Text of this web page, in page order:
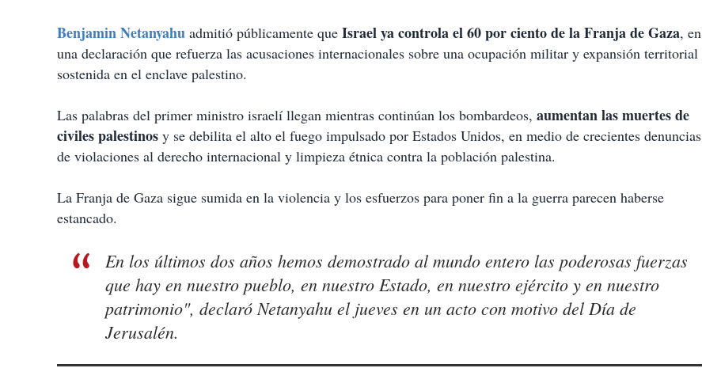
Benjamin Netanyahu admitió públicamente que Israel ya controla el 60 por ciento de la Franja de Gaza, en
una declaración que refuerza las acusaciones internacionales sobre una ocupación militar y expansión territorial
sostenida en el enclave palestino.
Las palabras del primer ministro israelí llegan mientras continúan los bombardeos, aumentan las muertes de
civiles palestinos y se debilita el alto el fuego impulsado por Estados Unidos, en medio de crecientes denuncias
de violaciones al derecho internacional y limpieza étnica contra la población palestina.
La Franja de Gaza sigue sumida en la violencia y los esfuerzos para poner fin a la guerra parecen haberse
estancado.
En los últimos dos años hemos demostrado al mundo entero las poderosas fuerzas
que hay en nuestro pueblo, en nuestro Estado, en nuestro ejército y en nuestro
patrimonio", declaró Netanyahu el jueves en un acto con motivo del Día de
Jerusalén.